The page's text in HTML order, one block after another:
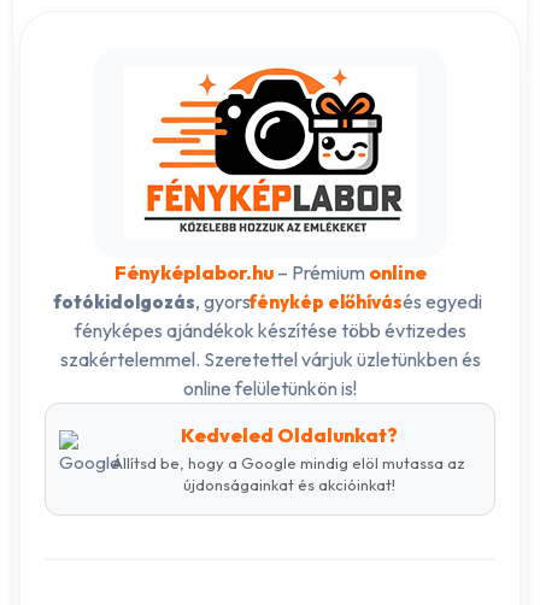
Fényképlabor.hu– Prémium online
fotókidolgozás, gyorsfénykép előhívásés egyedi
fényképes ajándékok készítése több évtizedes
szakértelemmel. Szeretettel várjuk üzletünkben és
online felületünkön is!
Kedveled Oldalunkat?
Állítsd be, hogy a Google mindig elöl mutassa az
újdonságainkat és akcióinkat!